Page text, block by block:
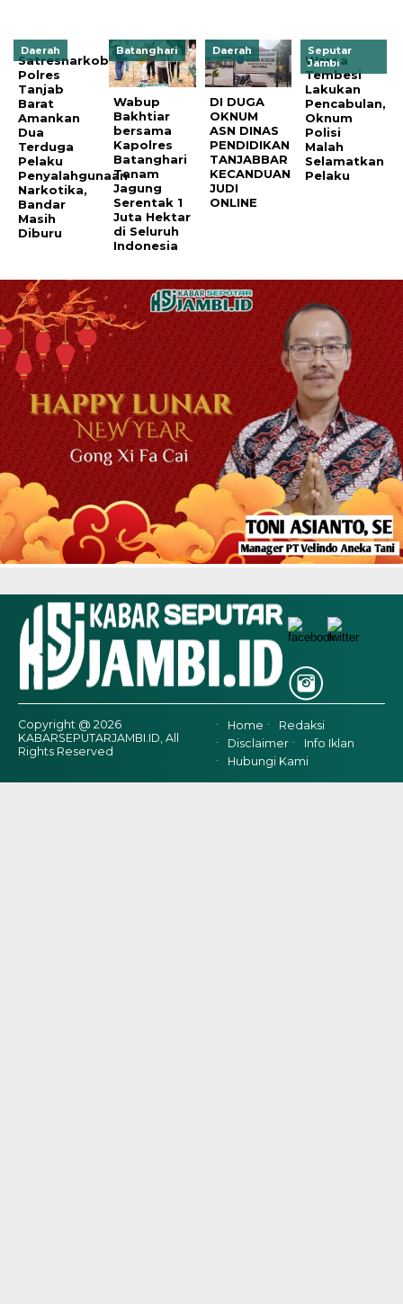
Daerah
Satresnarkoba
Polres
Tanjab
Barat
Amankan
Dua
Terduga
Pelaku
Penyalahgunaan
Narkotika,
Bandar
Masih
Diburu
Batanghari
Wabup
Bakhtiar
bersama
Kapolres
Batanghari
Tanam
Jagung
Serentak 1
Juta Hektar
di Seluruh
Indonesia
Daerah
DI DUGA
OKNUM
ASN DINAS
PENDIDIKAN
TANJABBAR
KECANDUAN
JUDI
ONLINE
Seputar
Jambi
Warga
Tembesi
Lakukan
Pencabulan,
Oknum
Polisi
Malah
Selamatkan
Pelaku
Copyright @ 2026
KABARSEPUTARJAMBI.ID, All
Rights Reserved
Home
Redaksi
Disclaimer
Info Iklan
Hubungi Kami